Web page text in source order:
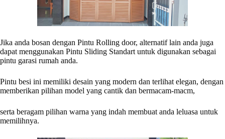
Jika anda bosan dengan Pintu Rolling door, alternatif lain anda juga
dapat menggunakan Pintu Sliding Standart untuk digunakan sebagai
pintu garasi rumah anda.
Pintu besi ini memiliki desain yang modern dan terlihat elegan, dengan
memberikan pilihan model yang cantik dan bermacam-macm,
serta beragam pilihan warna yang indah membuat anda leluasa untuk
memilihnya.